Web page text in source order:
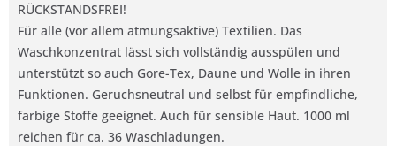
RÜCKSTANDSFREI!
Für alle (vor allem atmungsaktive) Textilien. Das
Waschkonzentrat lässt sich vollständig ausspülen und
unterstützt so auch Gore-Tex, Daune und Wolle in ihren
Funktionen. Geruchsneutral und selbst für empfindliche,
farbige Stoffe geeignet. Auch für sensible Haut. 1000 ml
reichen für ca. 36 Waschladungen.